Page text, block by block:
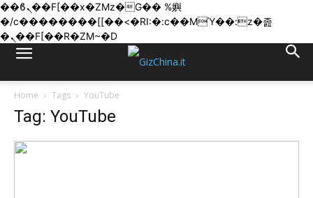
��ϐܢ��F[��x�ZMz�G�� %嬩
�/c��������[[��<�RI:�:c��MΎ��:z�졾
�ܢ��F[��R�ZM~�D
Home Tags YouTube
Tag: YouTube